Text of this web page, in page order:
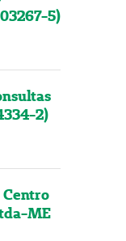
5)
2)
Centro
ME